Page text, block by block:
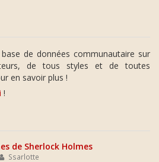
de données communautaire sur
de tous styles et de toutes
en savoir plus !
!
de Sherlock Holmes
Ssarlotte